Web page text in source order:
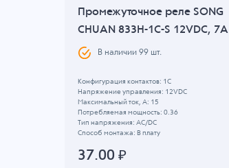
Промежуточное реле SONG
CHUAN 833H-1C-S 12VDC, 7A
В наличии 99шт.
Конфигурация контактов: 1C
Напряжение управления: 12VDC
Максимальный ток, А: 15
Потребляемая мощность: 0.36
Тип напряжения: AC/DC
Способ монтажа: В плату
37.00 ₽